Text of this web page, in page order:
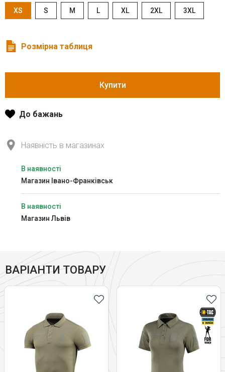
XS S M L XL 2XL 3XL
Розмірна таблиця
Купити
До бажань
Наявність в магазинах
В наявності
Магазин Івано-Франківськ
В наявності
Магазин Львів
ВАРІАНТИ ТОВАРУ